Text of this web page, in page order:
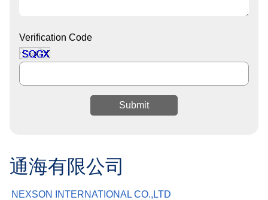
Verification Code
Submit
通海有限公司
NEXSON INTERNATIONAL CO.,LTD